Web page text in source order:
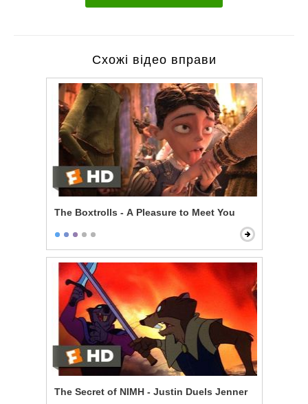
Схожі відео вправи
The Boxtrolls - A Pleasure to Meet You
The Secret of NIMH - Justin Duels Jenner